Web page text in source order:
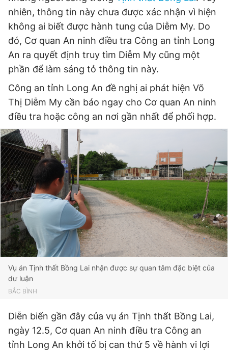
nhiên, thông tin này chưa được xác nhận vì hiện
không ai biết được hành tung của Diễm My. Do
đó, Cơ quan An ninh điều tra Công an tỉnh Long
An ra quyết định truy tìm Diễm My cũng một
phần để làm sáng tỏ thông tin này.
Công an tỉnh Long An đề nghị ai phát hiện Võ
Thị Diễm My cần báo ngay cho Cơ quan An ninh
điều tra hoặc công an nơi gần nhất để phối hợp.
Vụ án Tịnh thất Bồng Lai nhận được sự quan tâm đặc biệt của
dư luận
BẮC BÌNH
Diễn biến gần đây của vụ án Tịnh thất Bồng Lai,
ngày 12.5, Cơ quan An ninh điều tra Công an
tỉnh Long An khởi tố bị can thứ 5 về hành vi lợi